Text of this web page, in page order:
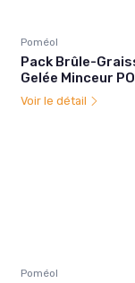
Poméol
Pack Brûle-
Gelée Minceur
Voir le détail
Poméol